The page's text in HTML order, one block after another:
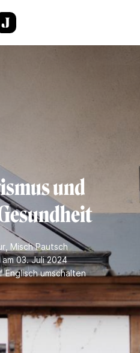
und
Misch Pautsch
03. Juli 2024
Englisch umschalten